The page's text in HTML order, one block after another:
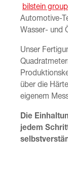
bilstein
Automotive-
Wasser- und
Unser
über die
eigenem
Die
jedem